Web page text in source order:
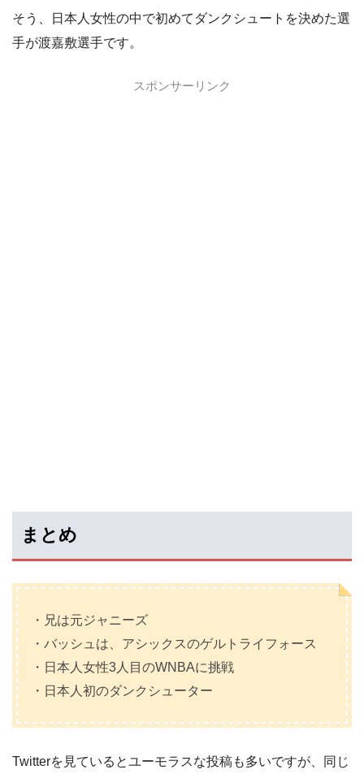
そう、日本人女性の中で初めてダンクシュートを決めた選
手が渡嘉敷選手です。
スポンサーリンク
まとめ
・兄は元ジャニーズ
・バッシュは、アシックスのゲルトライフォース
・日本人女性3人目のWNBAに挑戦
・日本人初のダンクシューター
Twitterを見ているとユーモラスな投稿も多いですが、同じ